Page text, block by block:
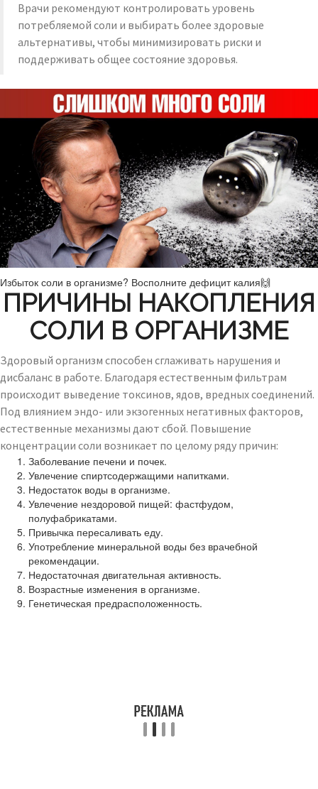
Врачи рекомендуют контролировать уровень
потребляемой соли и выбирать более здоровые
альтернативы, чтобы минимизировать риски и
поддерживать общее состояние здоровья.
Избыток соли в организме? Восполните дефицит калия🙌
ПРИЧИНЫ НАКОПЛЕНИЯ
СОЛИ В ОРГАНИЗМЕ
Здоровый организм способен сглаживать нарушения и
дисбаланс в работе. Благодаря естественным фильтрам
происходит выведение токсинов, ядов, вредных соединений.
Под влиянием эндо- или экзогенных негативных факторов,
естественные механизмы дают сбой. Повышение
концентрации соли возникает по целому ряду причин:
Заболевание печени и почек.
Увлечение спиртсодержащими напитками.
Недостаток воды в организме.
Увлечение нездоровой пищей: фастфудом,
полуфабрикатами.
Привычка пересаливать еду.
Употребление минеральной воды без врачебной
рекомендации.
Недостаточная двигательная активность.
Возрастные изменения в организме.
Генетическая предрасположенность.